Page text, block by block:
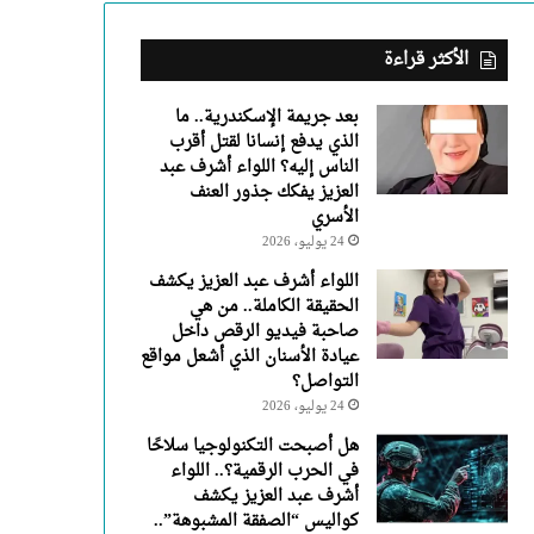
يفكك
جذور
العنف
الأسري
الأكثر قراءة
بعد جريمة الإسكندرية.. ما
الذي يدفع إنسانا لقتل أقرب
الناس إليه؟ اللواء أشرف عبد
العزيز يفكك جذور العنف
الأسري
24 يوليو، 2026
اللواء أشرف عبد العزيز يكشف
الحقيقة الكاملة.. من هي
صاحبة فيديو الرقص داخل
عيادة الأسنان الذي أشعل مواقع
التواصل؟
24 يوليو، 2026
هل أصبحت التكنولوجيا سلاحًا
في الحرب الرقمية؟.. اللواء
أشرف عبد العزيز يكشف
كواليس “الصفقة المشبوهة”..